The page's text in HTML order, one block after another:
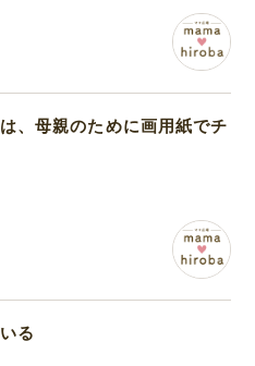
、母親のために画用紙でチ
る